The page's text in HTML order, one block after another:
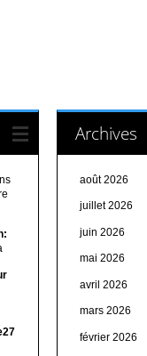
Archives
août 2026
juillet 2026
juin 2026
mai 2026
avril 2026
mars 2026
février 2026